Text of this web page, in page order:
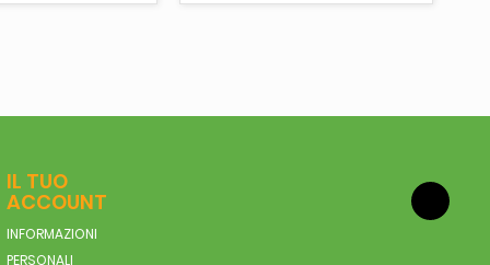
IL TUO
ACCOUNT
INFORMAZIONI
PERSONALI